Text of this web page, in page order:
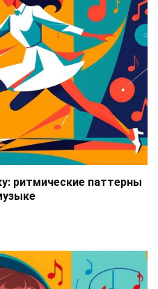
ритмические паттерны